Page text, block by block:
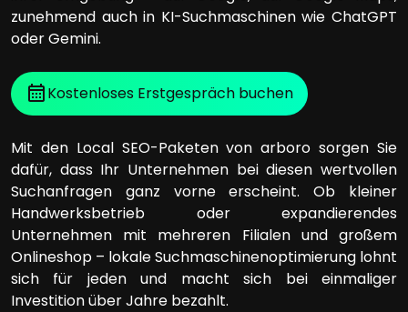
zunehmend auch in KI-Suchmaschinen wie ChatGPT
oder Gemini.
Kostenloses Erstgespräch buchen
Mit den Local SEO-Paketen von arboro sorgen Sie
dafür, dass Ihr Unternehmen bei diesen wertvollen
Suchanfragen ganz vorne erscheint. Ob kleiner
Handwerksbetrieb oder expandierendes
Unternehmen mit mehreren Filialen und großem
Onlineshop – lokale Suchmaschinenoptimierung lohnt
sich für jeden und macht sich bei einmaliger
Investition über Jahre bezahlt.